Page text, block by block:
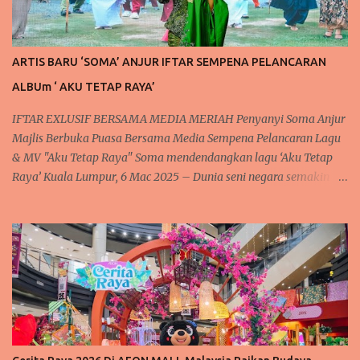
ARTIS BARU ‘SOMA’ ANJUR IFTAR SEMPENA PELANCARAN
ALBUm ‘ AKU TETAP RAYA’
IFTAR EXLUSIF BERSAMA MEDIA MERIAH Penyanyi Soma Anjur
Majlis Berbuka Puasa Bersama Media Sempena Pelancaran Lagu
& MV "Aku Tetap Raya" Soma mendendangkan lagu ‘Aku Tetap
Raya’ Kuala Lumpur, 6 Mac 2025 – Dunia seni negara semakin
setiap kali menjelang syawal. Tidak terlepas juga kepada
penyanyi baharu tanahair, Soma atau nama aslinya Rosmah S.
Sengari @ Basar, yang berpengalaman dalam dunia seni. Sering
mendendangkan lagu dengan suaranya yang lunak merdu. Soma
telah mengadakan majlis berbuka puasa "Iftar Media Gathering"
di Hotel Concorde, Kuala Lumpur, sebagai tanda penghargaan
kepada rakan-rakan media atas sokongan berterusan mereka